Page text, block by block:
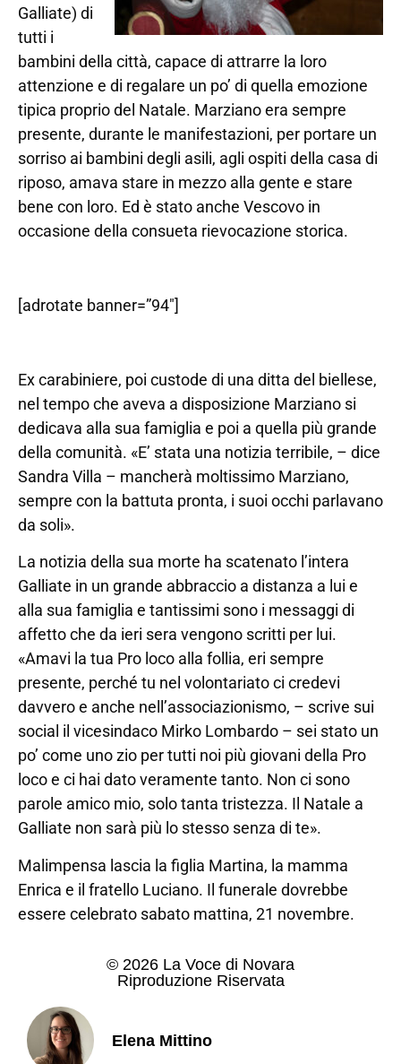
Galliate) di
tutti i
bambini della città, capace di attrarre la loro
attenzione e di regalare un po’ di quella emozione
tipica proprio del Natale. Marziano era sempre
presente, durante le manifestazioni, per portare un
sorriso ai bambini degli asili, agli ospiti della casa di
riposo, amava stare in mezzo alla gente e stare
bene con loro. Ed è stato anche Vescovo in
occasione della consueta rievocazione storica.
[adrotate banner=”94″]
Ex carabiniere, poi custode di una ditta del biellese,
nel tempo che aveva a disposizione Marziano si
dedicava alla sua famiglia e poi a quella più grande
della comunità. «E’ stata una notizia terribile, – dice
Sandra Villa – mancherà moltissimo Marziano,
sempre con la battuta pronta, i suoi occhi parlavano
da soli».
La notizia della sua morte ha scatenato l’intera
Galliate in un grande abbraccio a distanza a lui e
alla sua famiglia e tantissimi sono i messaggi di
affetto che da ieri sera vengono scritti per lui.
«Amavi la tua Pro loco alla follia, eri sempre
presente, perché tu nel volontariato ci credevi
davvero e anche nell’associazionismo, – scrive sui
social il vicesindaco Mirko Lombardo – sei stato un
po’ come uno zio per tutti noi più giovani della Pro
loco e ci hai dato veramente tanto. Non ci sono
parole amico mio, solo tanta tristezza. Il Natale a
Galliate non sarà più lo stesso senza di te».
Malimpensa lascia la figlia Martina, la mamma
Enrica e il fratello Luciano. Il funerale dovrebbe
essere celebrato sabato mattina, 21 novembre.
© 2026 La Voce di Novara
Riproduzione Riservata
Elena Mittino